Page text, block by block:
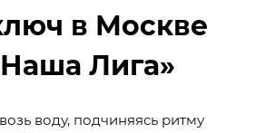
в Москве
Лига»
воду, подчиняясь ритму